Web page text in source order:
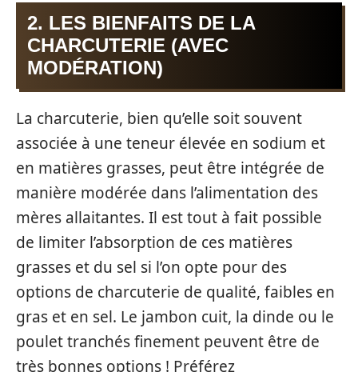
2. LES BIENFAITS DE LA
CHARCUTERIE (AVEC
MODÉRATION)
La charcuterie, bien qu’elle soit souvent
associée à une teneur élevée en sodium et
en matières grasses, peut être intégrée de
manière modérée dans l’alimentation des
mères allaitantes. Il est tout à fait possible
de limiter l’absorption de ces matières
grasses et du sel si l’on opte pour des
options de charcuterie de qualité, faibles en
gras et en sel. Le jambon cuit, la dinde ou le
poulet tranchés finement peuvent être de
très bonnes options ! Préférez